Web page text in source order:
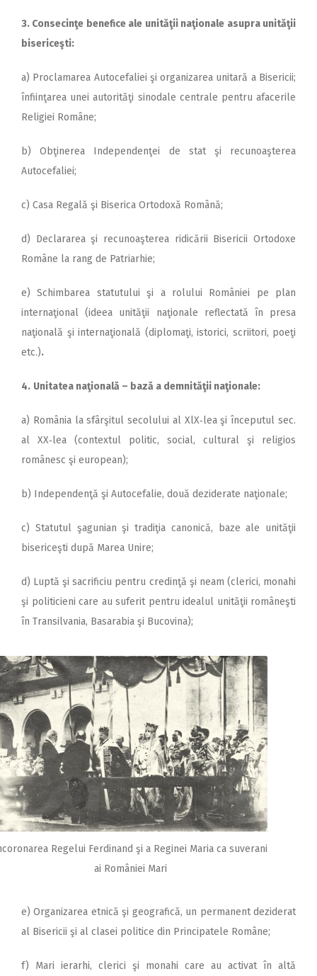
3. Consecinţe benefice ale unităţii naţionale asupra unităţii
bisericeşti:
a) Proclamarea Autocefaliei şi organizarea unitară a Bisericii;
înfiinţarea unei autorităţi sinodale centrale pentru afacerile
Religiei Române;
b) Obţinerea Independenţei de stat şi recunoaşterea
Autocefaliei;
c) Casa Regală şi Biserica Ortodoxă Română;
d) Declararea şi recunoaşterea ridicării Bisericii Orto­doxe
Române la rang de Patriarhie;
e) Schimbarea statutului şi a rolului României pe plan
internaţional (ideea unităţii naţionale reflectată în presa
naţională şi internaţională (diplomaţi, istorici, scriitori, poeţi
etc.).
4. Unitatea naţională – bază a demnităţii naţionale:
a) România la sfârşitul secolului al XlX‑lea şi începutul sec.
al XX‑lea (contextul politic, social, cultural şi religios
românesc şi european);
b) Independenţă şi Autocefalie, două deziderate naţionale;
c) Statutul şagunian şi tradiţia canonică, baze ale unităţii
bisericeşti după Marea Unire;
d) Luptă şi sacrificiu pentru credinţă şi neam (clerici, monahi
şi politicieni care au suferit pentru idealul unităţii româneşti
în Transilvania, Basarabia şi Bucovina);
Regelui Ferdinand şi a Reginei Maria ca suverani
ai României Mari
e) Organizarea etnică şi geografică, un permanent deziderat
al Bisericii şi al clasei politice din Principatele Române;
f) Mari ierarhi, clerici şi monahi care au activat în altă